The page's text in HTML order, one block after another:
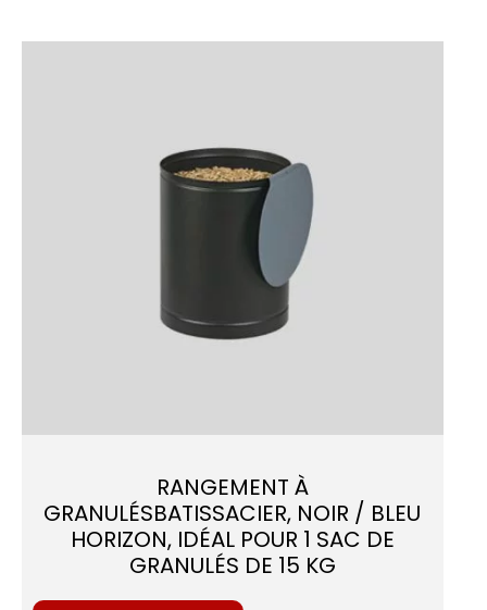
RANGEMENT À
GRANULÉSBATISSACIER, NOIR / BLEU
HORIZON, IDÉAL POUR 1 SAC DE
GRANULÉS DE 15 KG